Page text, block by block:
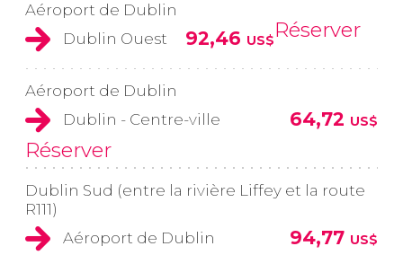
Aéroport de Dublin
Dublin Ouest
92,46 US$Réserver
Aéroport de Dublin
Dublin - Centre-ville
64,72 US$
Réserver
Dublin Sud (entre la rivière Liffey et la route
R111)
Aéroport de Dublin
94,77 US$